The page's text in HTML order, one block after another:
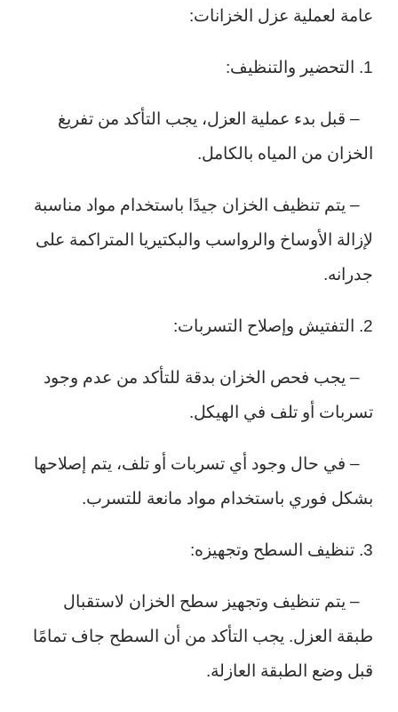
عامة لعملية عزل الخزانات:
1. التحضير والتنظيف:
– قبل بدء عملية العزل، يجب التأكد من تفريغ
الخزان من المياه بالكامل.
– يتم تنظيف الخزان جيدًا باستخدام مواد مناسبة
لإزالة الأوساخ والرواسب والبكتيريا المتراكمة على
جدرانه.
2. التفتيش وإصلاح التسربات:
– يجب فحص الخزان بدقة للتأكد من عدم وجود
تسربات أو تلف في الهيكل.
– في حال وجود أي تسربات أو تلف، يتم إصلاحها
بشكل فوري باستخدام مواد مانعة للتسرب.
3. تنظيف السطح وتجهيزه:
– يتم تنظيف وتجهيز سطح الخزان لاستقبال
طبقة العزل. يجب التأكد من أن السطح جاف تمامًا
قبل وضع الطبقة العازلة.